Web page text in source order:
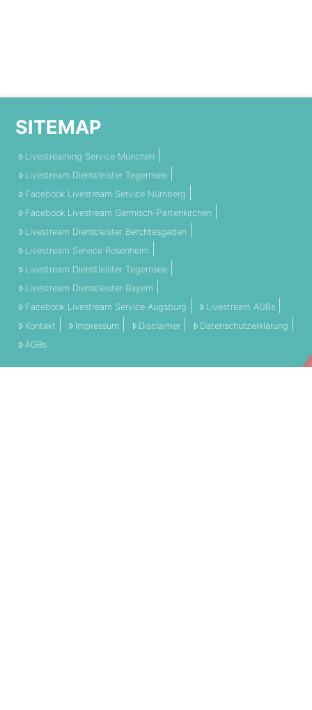
SITEMAP
Livestreaming Service München
Livestream Dienstleister Tegernsee
Facebook Livestream Service Nürnberg
Facebook Livestream Garmisch-Partenkirchen
Livestream Dienstleister Berchtesgaden
Livestream Service Rosenheim
Livestream Dienstleister Tegernsee
Livestream Dienstleister Bayern
Facebook Livestream Service Augsburg
Livestream AGBs
Kontakt
Impressum Disclaimer
Datenschutzerklärung
AGBs